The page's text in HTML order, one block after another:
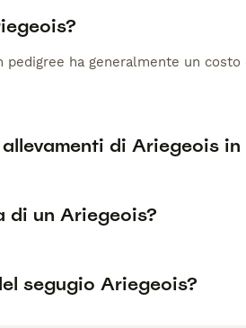
pedigree ha generalmente un
di Ariegeois
di un Ariegeois?
segugio Ariegeois?